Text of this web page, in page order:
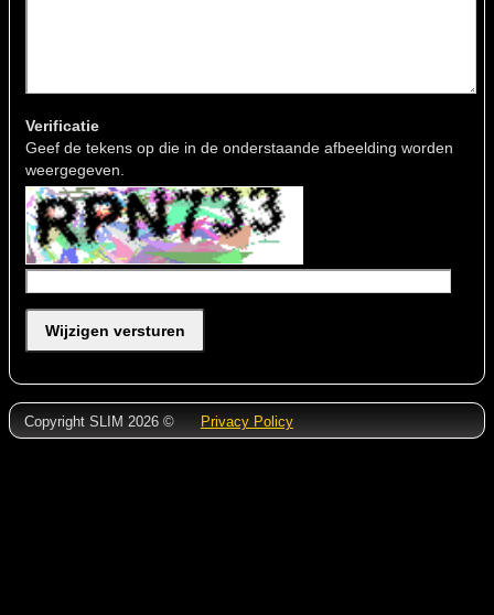
Verificatie
Geef de tekens op die in de onderstaande afbeelding worden
weergegeven.
Wijzigen versturen
Copyright SLIM 2026 © Privacy Policy